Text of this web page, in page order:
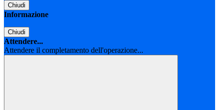
Chiudi
Informazione
Chiudi
Attendere...
Attendere il completamento dell'operazione...